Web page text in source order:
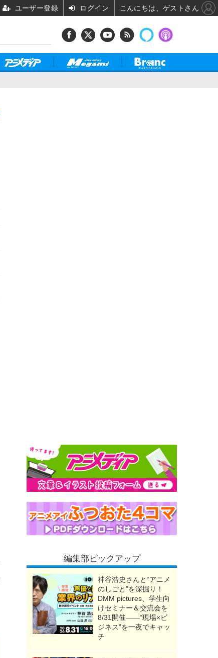
編集部ピックアップ
神谷浩史さんと“アニメ
のしごと”を深掘り！
DMM pictures、学生向
けセミナー＆交流会を
8/31開催――“現場×ビ
ジネス”を一夜でキャッ
チ
ユーザー登録 ログイン こんにちは、ゲストさん